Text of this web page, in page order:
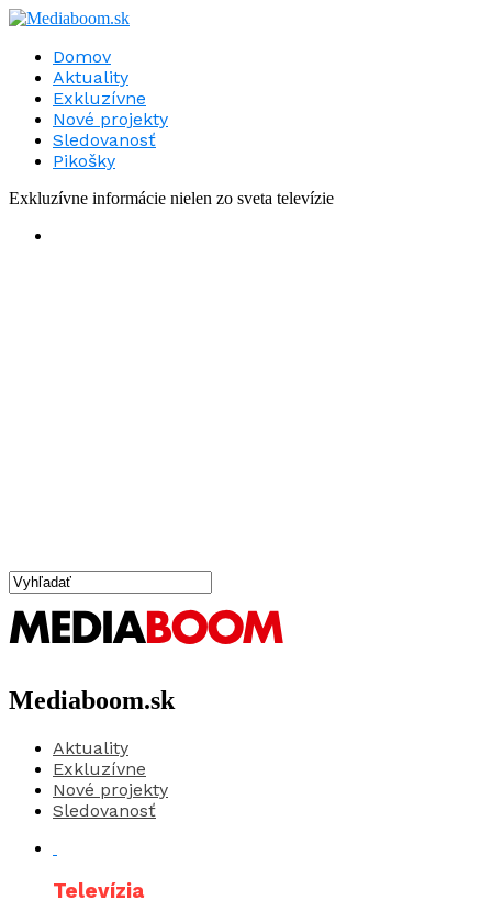
Domov
Aktuality
Exkluzívne
Nové projekty
Sledovanosť
Pikošky
Exkluzívne informácie nielen zo sveta televízie
Mediaboom.sk
Aktuality
Exkluzívne
Nové projekty
Sledovanosť
Televízia